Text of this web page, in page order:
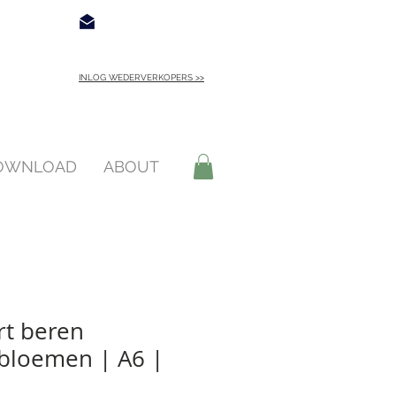
INLOG WEDERVERKOPERS >>
ABOUT
beren
| A6 |